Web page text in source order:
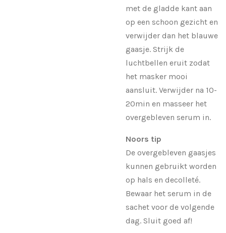
met de gladde kant aan
op een schoon gezicht en
verwijder dan het blauwe
gaasje. Strijk de
luchtbellen eruit zodat
het masker mooi
aansluit. Verwijder na 10-
20min en masseer het
overgebleven serum in.
Noors tip
De overgebleven gaasjes
kunnen gebruikt worden
op hals en decolleté.
Bewaar het serum in de
sachet voor de volgende
dag. Sluit goed af!